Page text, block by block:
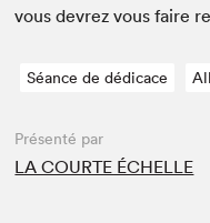
vous devrez vous faire
Séance de dédicace
Présenté par
LA COURTE ÉCHELLE